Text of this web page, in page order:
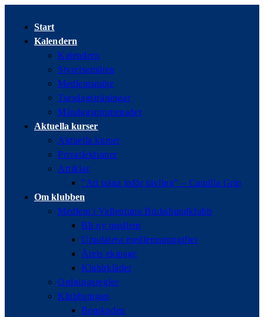
innehållet
Start
Kalendern
Kalendern
Styrelsemöten
Medlemsmöte
Torsdagsträningar
Måndagspromenader
Aktuella kurser
Aktuella kurser
Privatlektioner
Artiklar
”Att träna inför tävling” – Camilla Grip
Om klubben
Medlem i Vallentuna Brukshundklubb
Bli ny medlem
Uppdatera medlemsuppgifter
Årets ekipage
Klubbkläder
Ordningsregler
Klubbstugan
Bomkoden